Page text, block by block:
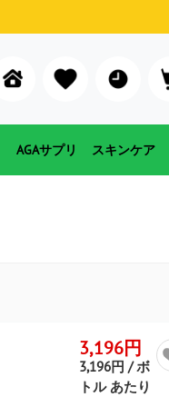
AGAサプリ スキンケア
3,196円
3,196円 / ボ
トル あたり